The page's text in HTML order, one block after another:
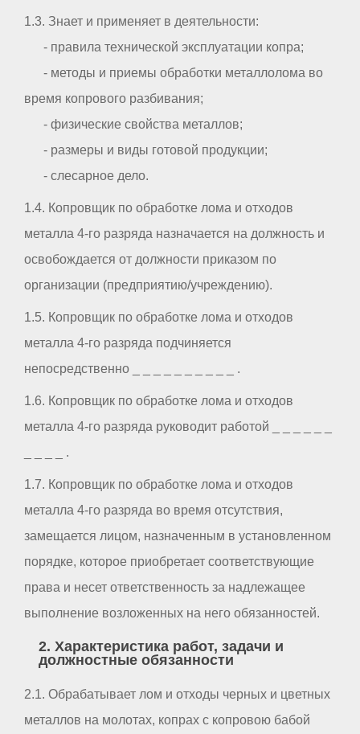
1.3. Знает и применяет в деятельности:
- правила технической эксплуатации копра;
- методы и приемы обработки металлолома во
время копрового разбивания;
- физические свойства металлов;
- размеры и виды готовой продукции;
- слесарное дело.
1.4. Копровщик по обработке лома и отходов
металла 4-го разряда назначается на должность и
освобождается от должности приказом по
организации (предприятию/учреждению).
1.5. Копровщик по обработке лома и отходов
металла 4-го разряда подчиняется
непосредственно _ _ _ _ _ _ _ _ _ _ .
1.6. Копровщик по обработке лома и отходов
металла 4-го разряда руководит работой _ _ _ _ _ _
_ _ _ _ .
1.7. Копровщик по обработке лома и отходов
металла 4-го разряда во время отсутствия,
замещается лицом, назначенным в установленном
порядке, которое приобретает соответствующие
права и несет ответственность за надлежащее
выполнение возложенных на него обязанностей.
2. Характеристика работ, задачи и
должностные обязанности
2.1. Обрабатывает лом и отходы черных и цветных
металлов на молотах, копрах с копровою бабой